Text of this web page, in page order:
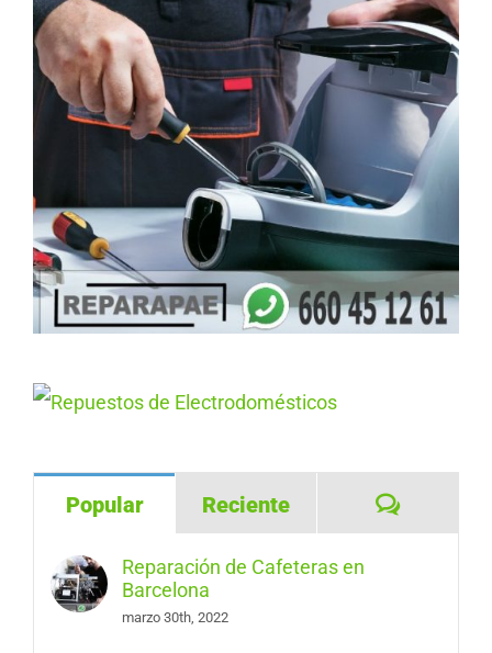
Popular Reciente
Reparación de Cafeteras en
Barcelona
marzo 30th, 2022